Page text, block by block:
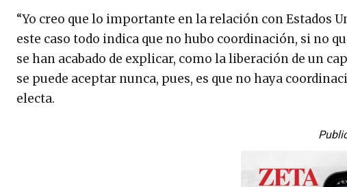
“Yo creo que lo importante en la relación con Estados
este caso todo indica que no hubo coordinación, si no
se han acabado de explicar, como la liberación de un
se puede aceptar nunca, pues, es que no haya
electa.